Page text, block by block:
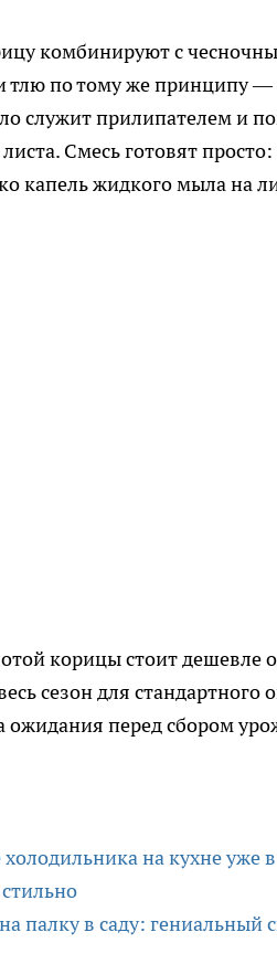
комбинируют с
тлю по тому же принципу
служит прилипателем и
Смесь готовят
капель жидкого мыла на
корицы стоит дешевле
сезон для
перед сбором
на кухне
палку в саду: